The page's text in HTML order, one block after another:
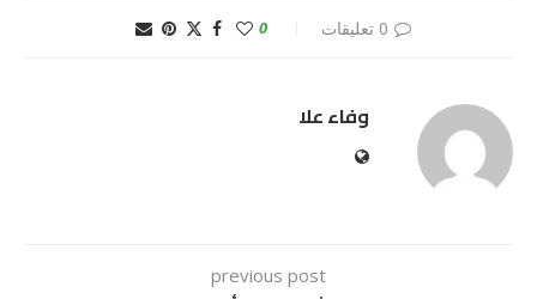
0 تعليقات 0
وفاء علا
previous post